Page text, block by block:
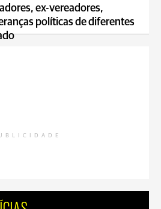
ex-vereadores,
políticas de diferentes